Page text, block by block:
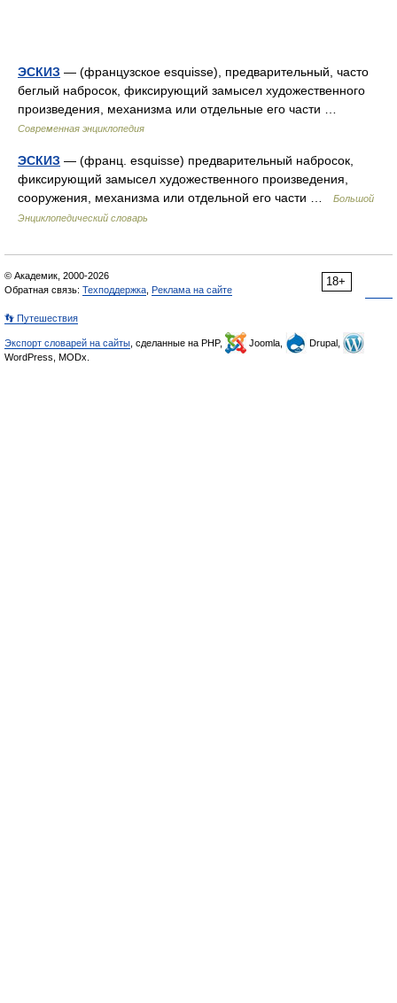
ЭСКИЗ — (французское esquisse), предварительный, часто
беглый набросок, фиксирующий замысел художественного
произведения, механизма или отдельные его части …
Современная энциклопедия
ЭСКИЗ — (франц. esquisse) предварительный набросок,
фиксирующий замысел художественного произведения,
сооружения, механизма или отдельной его части …
Большой
Энциклопедический словарь
18+
© Академик, 2000-2026
Обратная связь: Техподдержка Реклама на сайте
👣 Путешествия
Экспорт словарей на сайты , сделанные на PHP, Joomla,
Drupal,
WordPress, MODx.